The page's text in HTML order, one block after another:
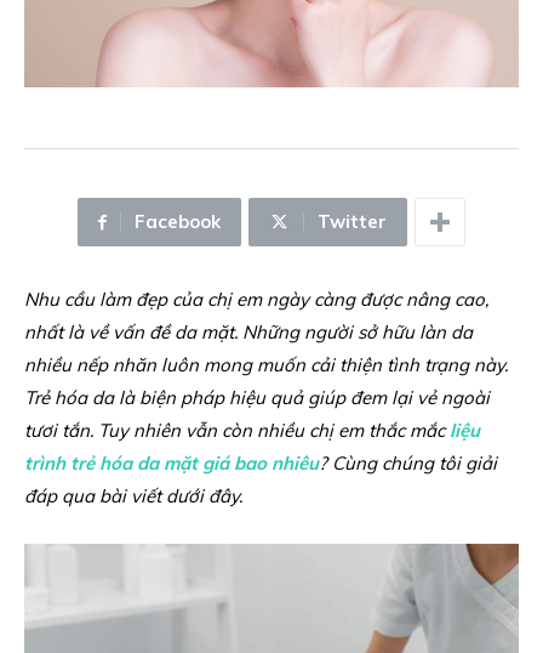
Facebook Twitter
Nhu cầu làm đẹp của chị em ngày càng được nâng cao,
nhất là về vấn đề da mặt. Những người sở hữu làn da
nhiều nếp nhăn luôn mong muốn cải thiện tình trạng này.
Trẻ hóa da là biện pháp hiệu quả giúp đem lại vẻ ngoài
tươi tắn. Tuy nhiên vẫn còn nhiều chị em thắc mắcliệu
trình trẻ hóa da mặt giá bao nhiêu? Cùng chúng tôi giải
đáp qua bài viết dưới đây.